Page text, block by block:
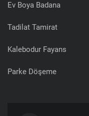
Ev Boya Badana
Tadilat Tamirat
Kalebodur Fayans
Parke Döşeme